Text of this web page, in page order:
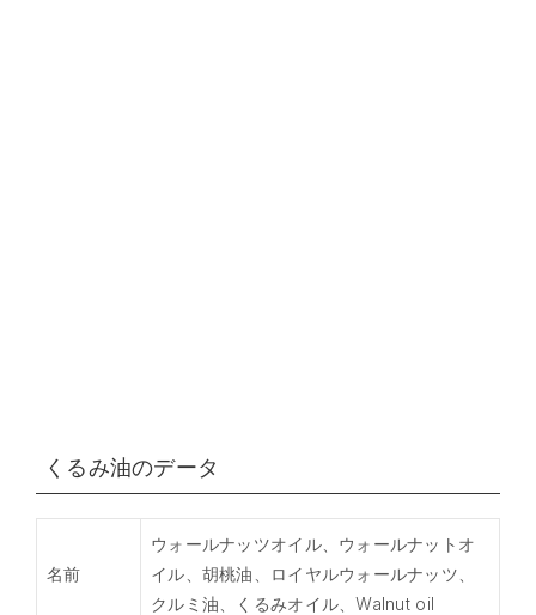
くるみ油のデータ
名前
ウォールナッツオイル、ウォールナットオ
イル、胡桃油、ロイヤルウォールナッツ、
クルミ油、くるみオイル、Walnut oil